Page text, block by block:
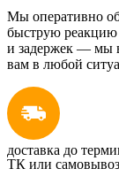
Мы оперативно
быструю реакцию
и задержек — мы
вам в любой
доставка до
ТК или самовывоз